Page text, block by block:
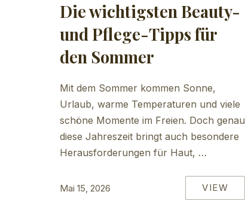
Die wichtigsten Beauty-
und Pflege-Tipps für
den Sommer
Mit dem Sommer kommen Sonne,
Urlaub, warme Temperaturen und viele
schöne Momente im Freien. Doch genau
diese Jahreszeit bringt auch besondere
Herausforderungen für Haut, …
Mai 15, 2026 VIEW